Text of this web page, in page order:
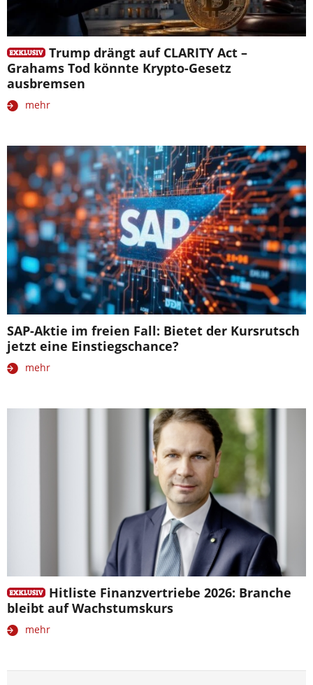
Trump drängt auf CLARITY Act –
Grahams Tod könnte Krypto-Gesetz
ausbremsen
mehr
SAP-Aktie im freien Fall: Bietet der Kursrutsch
jetzt eine Einstiegschance?
mehr
Hitliste Finanzvertriebe 2026: Branche
bleibt auf Wachstumskurs
mehr